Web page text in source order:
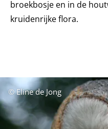
broekbosje en in de
kruidenrijke flora.
© Eline de Jong